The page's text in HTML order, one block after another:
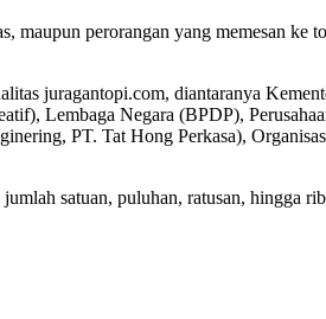
maupun perorangan yang memesan ke
juragantopi.com, diantaranya
Lembaga Negara (BPDP),
PT. Tat Hong Perkasa),
satuan, puluhan, ratusan, hingga